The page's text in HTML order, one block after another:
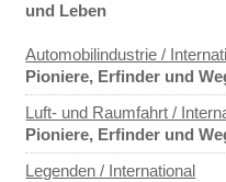
und Leben
Automobilindustrie /
Pioniere, Erfinder und
Luft- und Raumfahrt /
Pioniere, Erfinder und
Legenden / International